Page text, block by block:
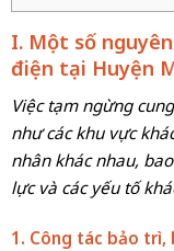
I. Một số
điện tại Huyện
Việc tạm ngừng
như các khu vực
nhân khác nhau,
lực và các yếu tố
1. Công tác bảo